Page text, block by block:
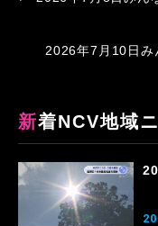
2026年7月10日み
新着NCV地域